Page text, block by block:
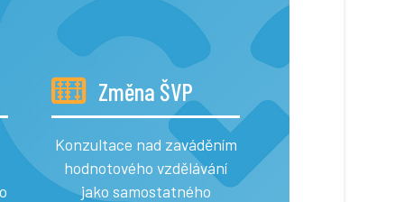
Změna ŠVP
Konzultace nad zaváděním
hodnotového vzdělávání
jako samostatného